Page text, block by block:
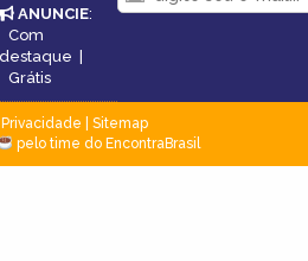
ANUNCIE:
Com
destaque
Grátis
Privacidade
Sitemap
pelo time do EncontraBrasil